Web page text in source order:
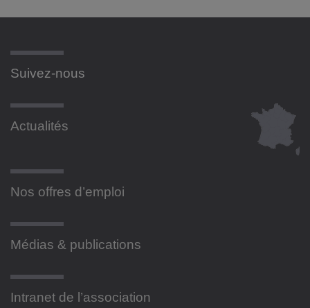
Suivez-nous
Actualités
Nos offres d’emploi
Médias & publications
Intranet de l’association